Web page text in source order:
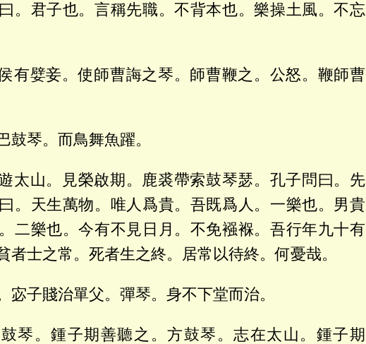
。君子也。言稱先職。不背本也。樂操土風。不忘
有嬖妾。使師曹誨之琴。師曹鞭之。公怒。鞭師曹
鼓琴。而鳥舞魚躍。
太山。見榮啟期。鹿裘帶索鼓琴瑟。孔子問曰。先
。天生萬物。唯人爲貴。吾既爲人。一樂也。男貴
二樂也。今有不見日月。不免襁褓。吾行年九十有
者士之常。死者生之終。居常以待終。何憂哉。
宓子賤治單父。彈琴。身不下堂而治。
琴。鍾子期善聽之。方鼓琴。志在太山。鍾子期